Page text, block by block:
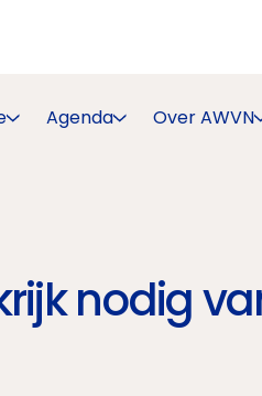
Agenda Over AWVN
nodig